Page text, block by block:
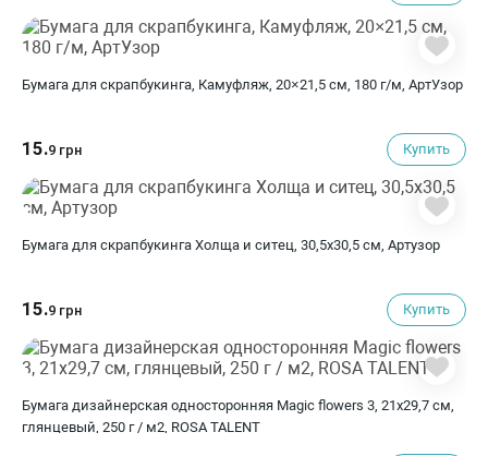
Бумага для скрапбукинга, Камуфляж, 20×21,5 см, 180 г/м, АртУзор
15.9 грн Купить
Бумага для скрапбукинга Холща и ситец, 30,5х30,5 см, Артузор
15.9 грн Купить
Бумага дизайнерская односторонняя Magic flowers 3, 21х29,7 см,
глянцевый, 250 г / м2, ROSA TALENT